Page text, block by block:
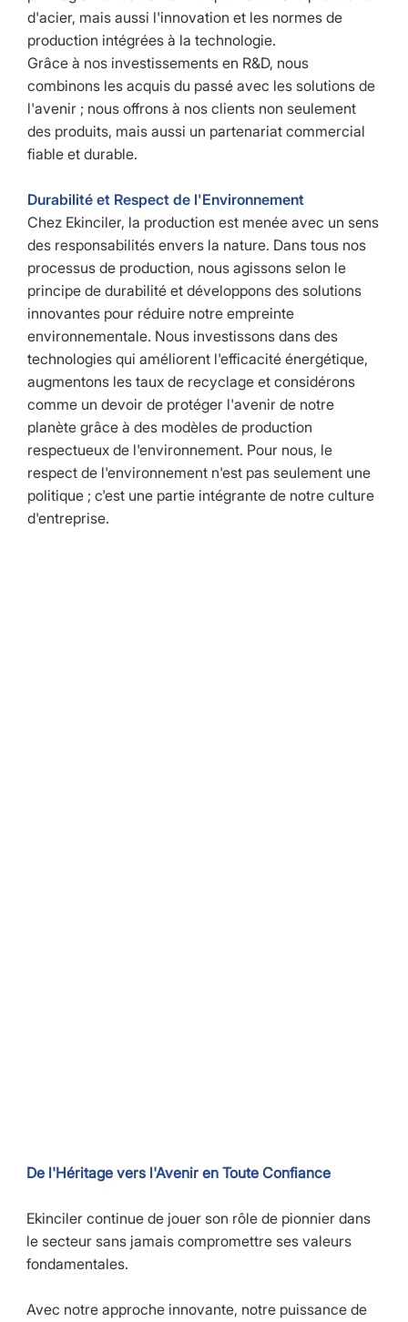
d'acier, mais aussi l'innovation et les normes de
production intégrées à la technologie.
Grâce à nos investissements en R&D, nous
combinons les acquis du passé avec les solutions de
l'avenir ; nous offrons à nos clients non seulement
des produits, mais aussi un partenariat commercial
fiable et durable.
Durabilité et Respect de l'Environnement
Chez Ekinciler, la production est menée avec un sens
des responsabilités envers la nature. Dans tous nos
processus de production, nous agissons selon le
principe de durabilité et développons des solutions
innovantes pour réduire notre empreinte
environnementale. Nous investissons dans des
technologies qui améliorent l'efficacité énergétique,
augmentons les taux de recyclage et considérons
comme un devoir de protéger l'avenir de notre
planète grâce à des modèles de production
respectueux de l'environnement. Pour nous, le
respect de l'environnement n'est pas seulement une
politique ; c'est une partie intégrante de notre culture
d'entreprise.
De l'Héritage vers l'Avenir en Toute Confiance
Ekinciler continue de jouer son rôle de pionnier dans
le secteur sans jamais compromettre ses valeurs
fondamentales.
Avec notre approche innovante, notre puissance de